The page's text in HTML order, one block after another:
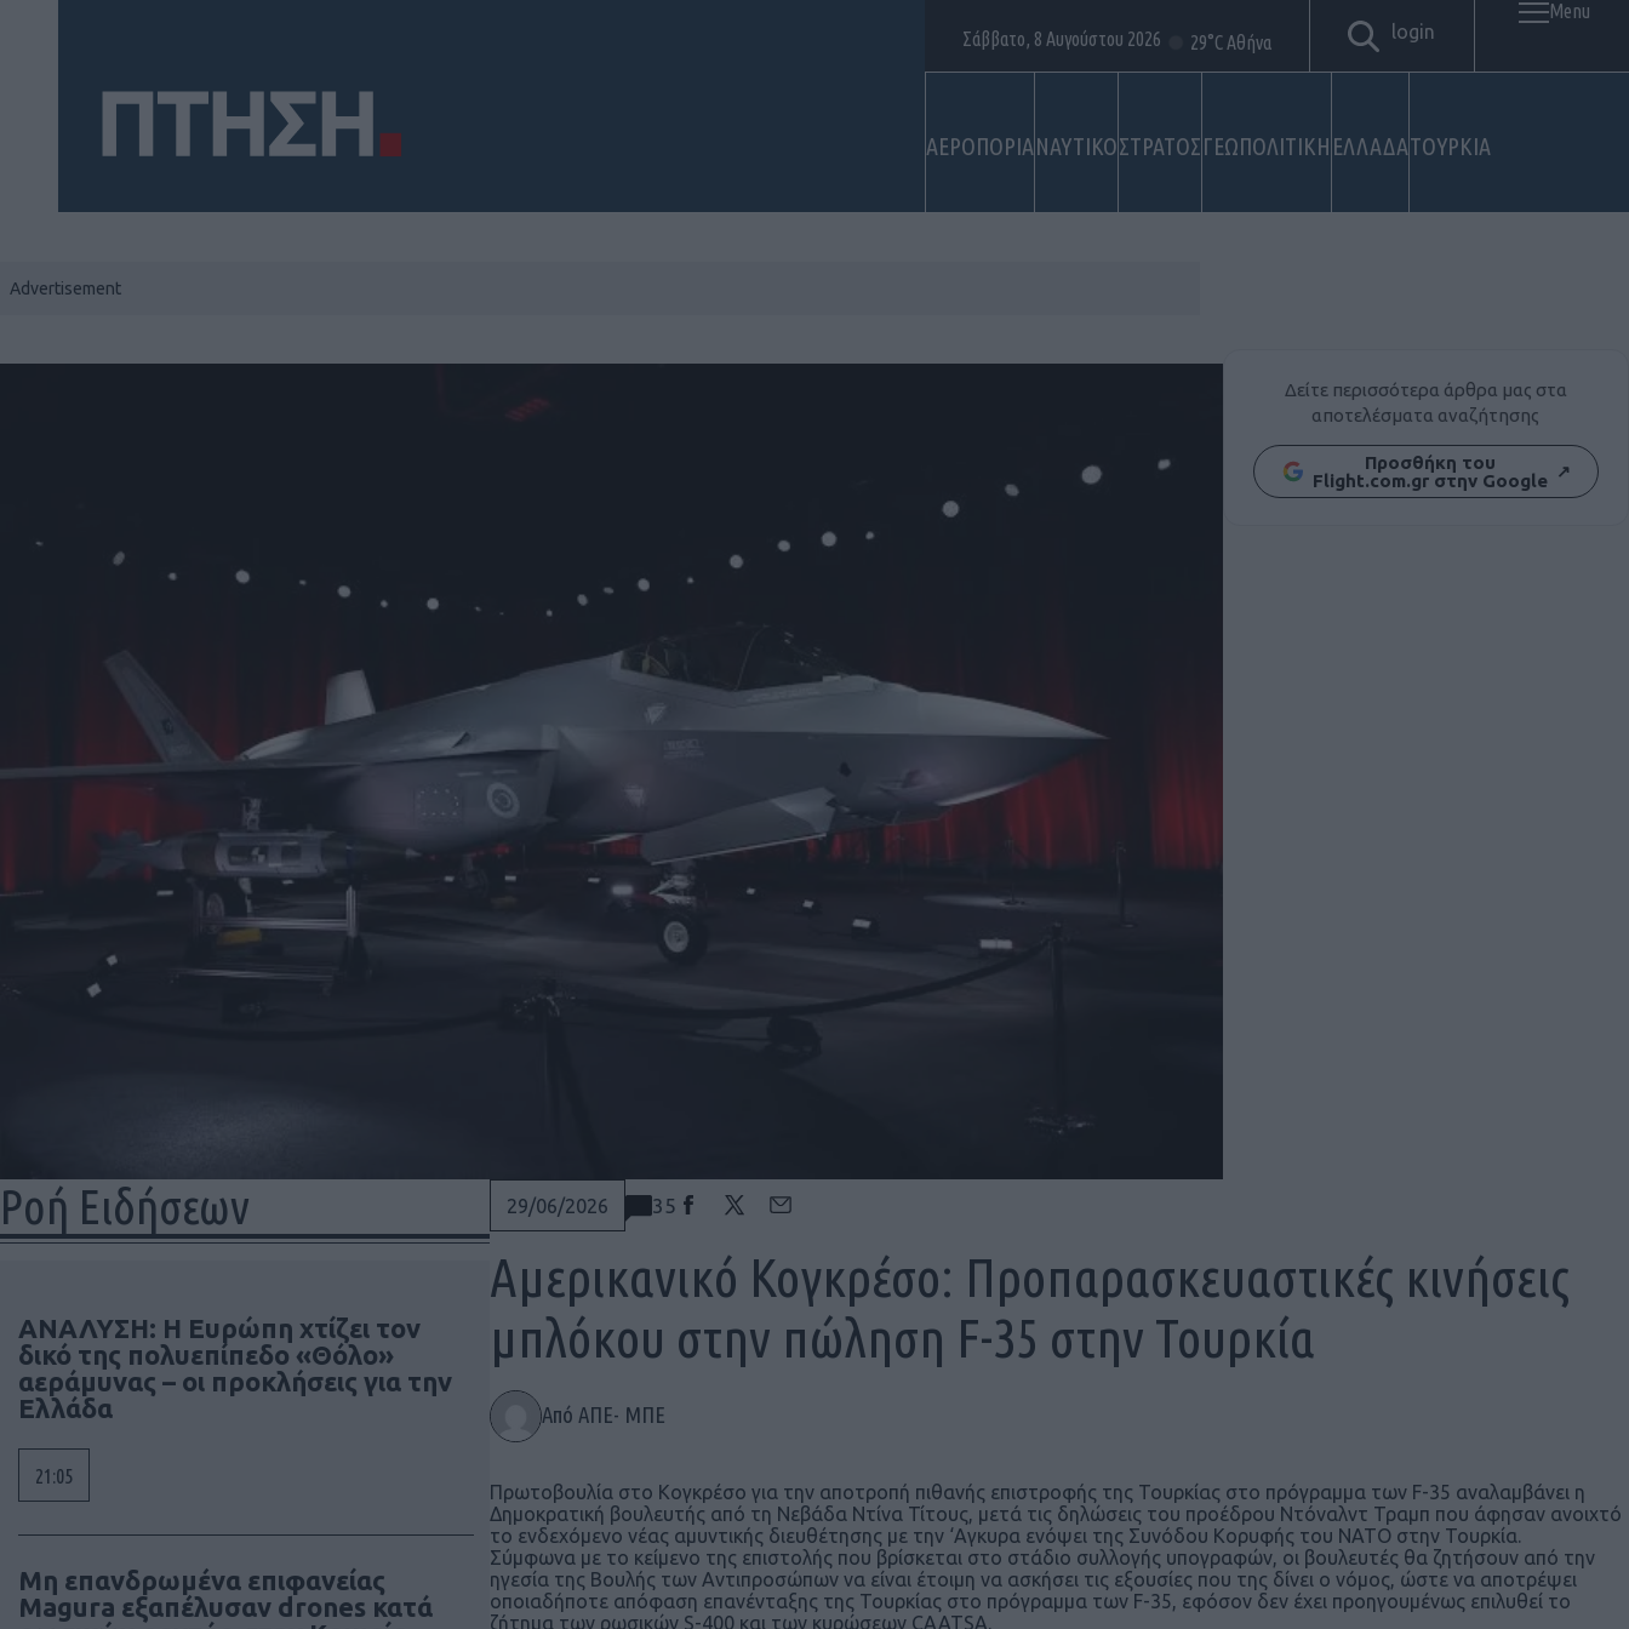
ΑΕΡΟΠΟΡΙΑΝΑΥΤΙΚΟΣΤΡΑΤΟΣΓΕΩΠΟΛΙΤΙΚΗ ΕΛΛΑΔΑΤΟΥΡΚΙΑ
Σάββατο, 8 Αυγούστου 2026 29°C Αθήνα login
Menu
Ροή Ειδήσεων
ΑΝΑΛΥΣΗ: Η Ευρώπη χτίζει τον
δικό της πολυεπίπεδο «Θόλο»
αεράμυνας – οι προκλήσεις για την
Ελλάδα
21:05
Μη επανδρωμένα επιφανείας
Magura εξαπέλυσαν drones κατά
Δείτε περισσότερα άρθρα μας στα
αποτελέσματα αναζήτησης
Προσθήκη του
Flight.com.gr στην Google ↗
29/06/2026 35
Αμερικανικό Κογκρέσο: Προπαρασκευαστικές κινήσεις
μπλόκου στην πώληση F-35 στην Τουρκία
Από ΑΠΕ- ΜΠΕ
Πρωτοβουλία στο Κογκρέσο για την αποτροπή πιθανής επιστροφής της Τουρκίας στο πρόγραμμα των F-35 αναλαμβάνει η
Δημοκρατική βουλευτής από τη Νεβάδα Ντίνα Τίτους, μετά τις δηλώσεις του προέδρου Ντόναλντ Τραμπ που άφησαν ανοιχτό
το ενδεχόμενο νέας αμυντικής διευθέτησης με την ‘Αγκυρα ενόψει της Συνόδου Κορυφής του ΝΑΤΟ στην Τουρκία.
Σύμφωνα με το κείμενο της επιστολής που βρίσκεται στο στάδιο συλλογής υπογραφών, οι βουλευτές θα ζητήσουν από την
ηγεσία της Βουλής των Αντιπροσώπων να είναι έτοιμη να ασκήσει τις εξουσίες που της δίνει ο νόμος, ώστε να αποτρέψει
οποιαδήποτε απόφαση επανένταξης της Τουρκίας στο πρόγραμμα των F-35, εφόσον δεν έχει προηγουμένως επιλυθεί το
ζήτημα των ρωσικών S-400 και των κυρώσεων CAATSA.